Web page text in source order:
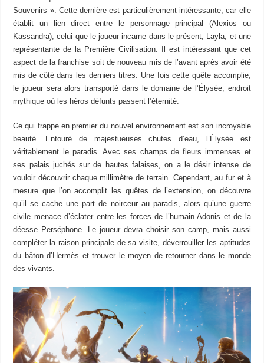
Souvenirs ». Cette dernière est particulièrement intéressante, car elle
établit un lien direct entre le personnage principal (Alexios ou
Kassandra), celui que le joueur incarne dans le présent, Layla, et une
représentante de la Première Civilisation. Il est intéressant que cet
aspect de la franchise soit de nouveau mis de l’avant après avoir été
mis de côté dans les derniers titres. Une fois cette quête accomplie,
le joueur sera alors transporté dans le domaine de l’Élysée, endroit
mythique où les héros défunts passent l’éternité.
Ce qui frappe en premier du nouvel environnement est son incroyable
beauté. Entouré de majestueuses chutes d’eau, l’Élysée est
véritablement le paradis. Avec ses champs de fleurs immenses et
ses palais juchés sur de hautes falaises, on a le désir intense de
vouloir découvrir chaque millimètre de terrain. Cependant, au fur et à
mesure que l’on accomplit les quêtes de l’extension, on découvre
qu’il se cache une part de noirceur au paradis, alors qu’une guerre
civile menace d’éclater entre les forces de l’humain Adonis et de la
déesse Perséphone. Le joueur devra choisir son camp, mais aussi
compléter la raison principale de sa visite, déverrouiller les aptitudes
du bâton d’Hermès et trouver le moyen de retourner dans le monde
des vivants.